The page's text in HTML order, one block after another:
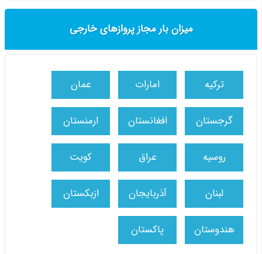
میزان بار مجاز پروازهای خارجی